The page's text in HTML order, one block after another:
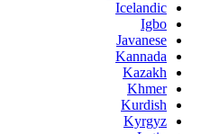
Icelandic
Igbo
Javanese
Kannada
Kazakh
Khmer
Kurdish
Kyrgyz